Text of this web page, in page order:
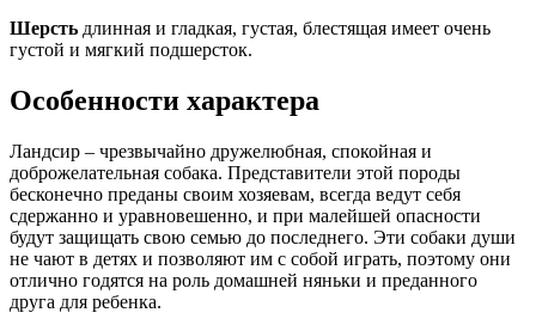
Шерсть длинная и гладкая, густая, блестящая имеет очень
густой и мягкий подшерсток.
Особенности характера
Ландсир – чрезвычайно дружелюбная, спокойная и
доброжелательная собака. Представители этой породы
бесконечно преданы своим хозяевам, всегда ведут себя
сдержанно и уравновешенно, и при малейшей опасности
будут защищать свою семью до последнего. Эти собаки души
не чают в детях и позволяют им с собой играть, поэтому они
отлично годятся на роль домашней няньки и преданного
друга для ребенка.